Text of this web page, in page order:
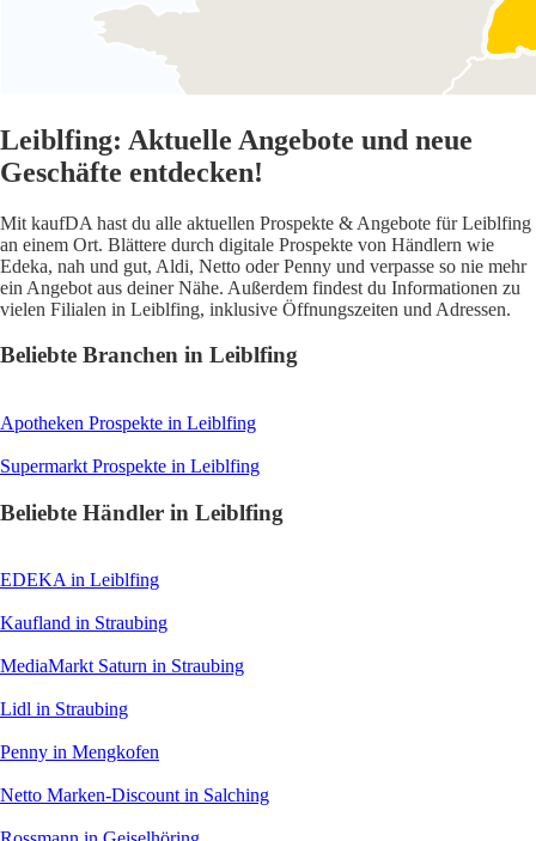
Leiblfing: Aktuelle Angebote und neue
Geschäfte entdecken!
Mit kaufDA hast du alle aktuellen Prospekte & Angebote für Leiblfing
an einem Ort. Blättere durch digitale Prospekte von Händlern wie
Edeka, nah und gut, Aldi, Netto oder Penny und verpasse so nie mehr
ein Angebot aus deiner Nähe. Außerdem findest du Informationen zu
vielen Filialen in Leiblfing, inklusive Öffnungszeiten und Adressen.
Beliebte Branchen in Leiblfing
Apotheken Prospekte in Leiblfing
Supermarkt Prospekte in Leiblfing
Beliebte Händler in Leiblfing
EDEKA in Leiblfing
Kaufland in Straubing
MediaMarkt Saturn in Straubing
Lidl in Straubing
Penny in Mengkofen
Netto Marken-Discount in Salching